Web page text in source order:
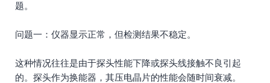
题。
问题一：仪器显示正常，但检测结果不稳定。
这种情况往往是由于探头性能下降或探头线接触不良引起
的。探头作为换能器，其压电晶片的性能会随时间衰减。